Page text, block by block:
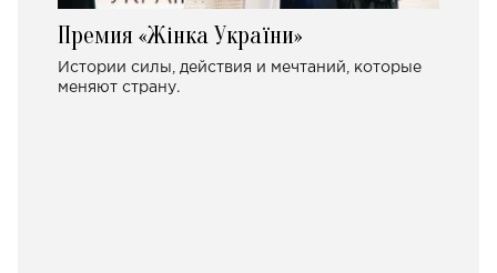
Премия «Жінка України»
Истории силы, действия и мечтаний, которые
меняют страну.